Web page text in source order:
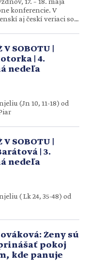
konferencie. V
aj českí veriaci so
rečníkom a
tému konferencie
[…]
V SOBOTU |
| 4.
nedeľa
(Jn 10, 11-18) od
V SOBOTU |
| 3.
nedeľa
( Lk 24, 35-48) od
Ženy sú
pokoj
kde panuje